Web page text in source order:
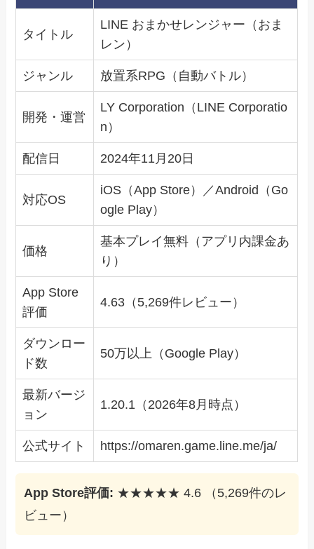
タイトル
LINE おまかせレンジャー（おま
レン）
ジャンル 放置系RPG（自動バトル）
開発・運営
LY Corporation（LINE Corporatio
n）
配信日 2024年11月20日
対応OS
iOS（App Store）／Android（Go
ogle Play）
価格
基本プレイ無料（アプリ内課金あ
り）
App Store
評価
4.63（5,269件レビュー）
ダウンロー
ド数
50万以上（Google Play）
最新バージ
ョン
1.20.1（2026年8月時点）
公式サイト https://omaren.game.line.me/ja/
App Store評価: ★★★★★ 4.6 （5,269件のレ
ビュー）